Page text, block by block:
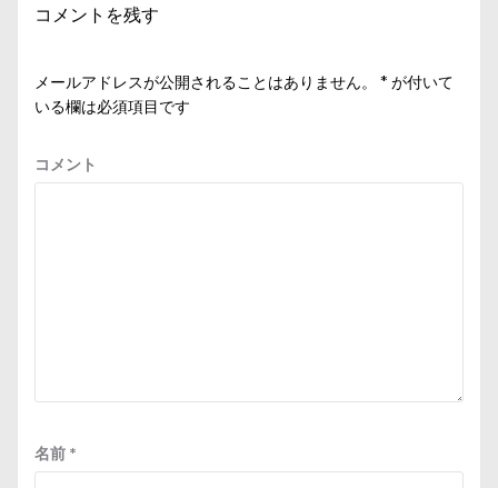
ョ
コメントを残す
メールアドレスが公開されることはありません。 * が付いて
いる欄は必須項目です
コメント
名前 *